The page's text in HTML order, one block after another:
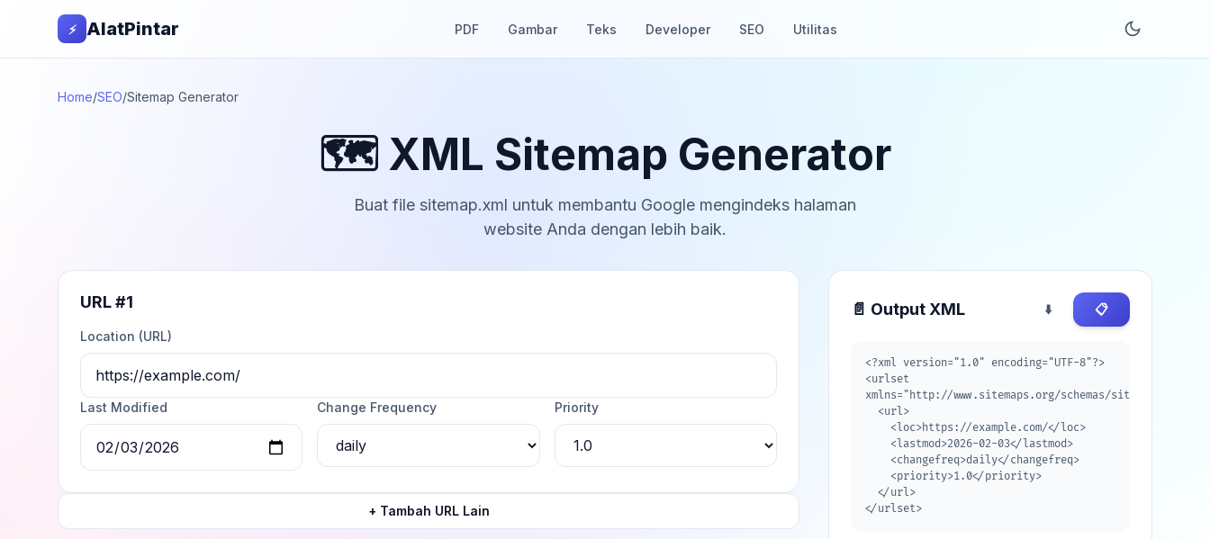
⚡ AlatPintar PDF Gambar Teks Developer SEO Utilitas
Home/SEO/Sitemap Generator
🗺️ XML Sitemap Generator
Buat file sitemap.xml untuk membantu Google mengindeks halaman
website Anda dengan lebih baik.
URL #1
Location (URL)
Last Modified Change Frequency Priority
+ Tambah URL Lain
📄 Output XML ⬇️ 📋
<?xml version="1.0" encoding="UTF-8"?>
<urlset
xmlns="http://www.sitemaps.org/schemas/sitemap/0.9">
</urlset>